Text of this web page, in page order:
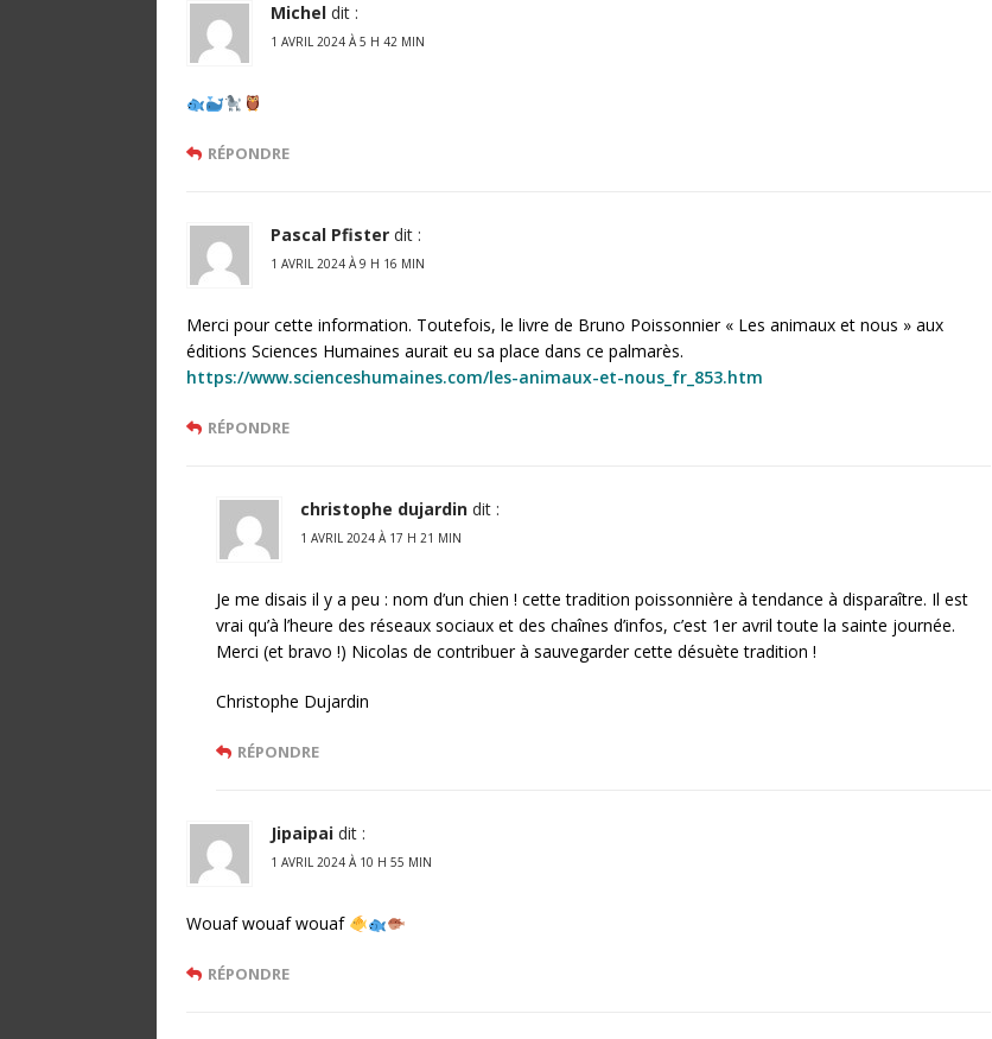
Michel dit :
1 AVRIL 2024 À 5 H 42 MIN
RÉPONDRE
Pascal Pfister dit :
1 AVRIL 2024 À 9 H 16 MIN
Merci pour cette information. Toutefois, le livre de Bruno Poissonnier « Les animaux et nous » aux
éditions Sciences Humaines aurait eu sa place dans ce palmarès.
https://www.scienceshumaines.com/les-animaux-et-nous_fr_853.htm
RÉPONDRE
christophe dujardin dit :
1 AVRIL 2024 À 17 H 21 MIN
Je me disais il y a peu : nom d’un chien ! cette tradition poissonnière à tendance à disparaître. Il est
vrai qu’à l’heure des réseaux sociaux et des chaînes d’infos, c’est 1er avril toute la sainte journée.
Merci (et bravo !) Nicolas de contribuer à sauvegarder cette désuète tradition !
Christophe Dujardin
RÉPONDRE
Jipaipai dit :
1 AVRIL 2024 À 10 H 55 MIN
Wouaf wouaf wouaf
RÉPONDRE